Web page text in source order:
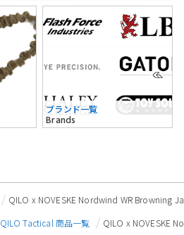
ブランド一覧
Brands
QILO x NOVESKE Nordwind WR Browning
QILO Tactical 商品一覧
QILO x NOVESKE